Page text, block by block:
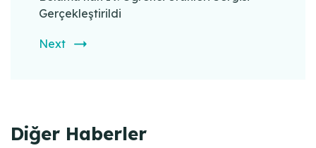
Gerçekleştirildi
Next
Diğer Haberler